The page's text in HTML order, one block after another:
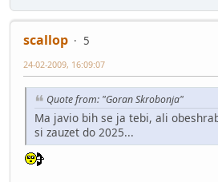
scallop
5
24-02-2009, 16:09:07
Quote from: "Goran Skrobonja"
Ma javio bih se ja tebi, ali
si zauzet do 2025...